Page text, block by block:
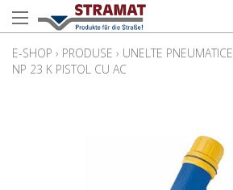
E-SHOP › PRODUSE › UNELTE PNEUMATICE
NP 23 K PISTOL CU AC